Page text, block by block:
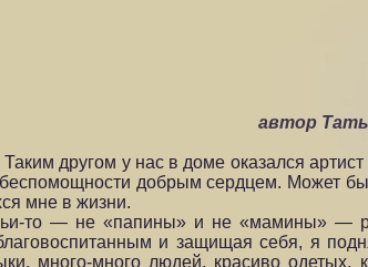
автор
другом у нас в доме оказался
добрым сердцем. Может
мне в жизни.
то — не «папины» и не «мамины» —
и защищая себя, я
много-много людей, красиво одетых,